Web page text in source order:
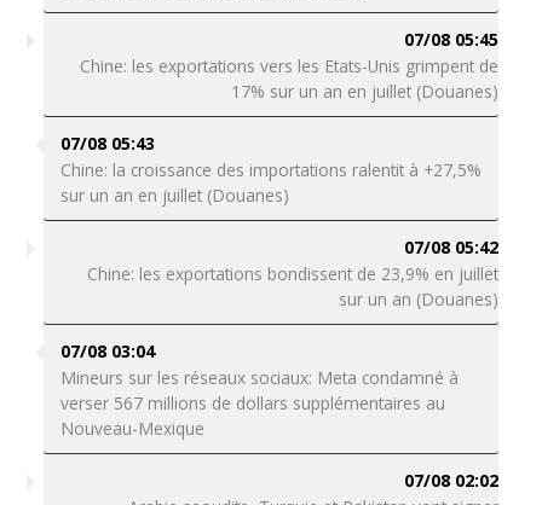
07/08 05:45
Chine: les exportations vers les Etats-Unis grimpent de
17% sur un an en juillet (Douanes)
07/08 05:43
Chine: la croissance des importations ralentit à +27,5%
sur un an en juillet (Douanes)
07/08 05:42
Chine: les exportations bondissent de 23,9% en juillet
sur un an (Douanes)
07/08 03:04
Mineurs sur les réseaux sociaux: Meta condamné à
verser 567 millions de dollars supplémentaires au
Nouveau-Mexique
07/08 02:02